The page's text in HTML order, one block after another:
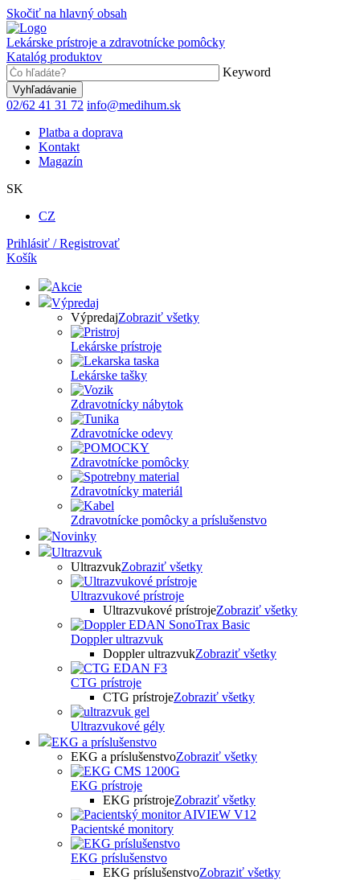
Skočiť na hlavný obsah
Lekárske prístroje a zdravotnícke pomôcky
Katalóg produktov
Keyword
02/62 41 31 72 info@medihum.sk
Platba a doprava
Kontakt
Magazín
SK
CZ
Prihlásiť / Registrovať
Košík
Akcie
Výpredaj
VýpredajZobraziť všetky
Lekárske prístroje
Lekárske tašky
Zdravotnícky nábytok
Zdravotnícke odevy
Zdravotnícke pomôcky
Zdravotnícky materiál
Zdravotnícke pomôcky a príslušenstvo
Novinky
Ultrazvuk
UltrazvukZobraziť všetky
Ultrazvukové prístroje
Ultrazvukové prístrojeZobraziť všetky
Doppler ultrazvuk
Doppler ultrazvukZobraziť všetky
CTG prístroje
CTG prístrojeZobraziť všetky
Ultrazvukové gély
EKG a príslušenstvo
EKG a príslušenstvoZobraziť všetky
EKG prístroje
EKG prístrojeZobraziť všetky
Pacientské monitory
EKG príslušenstvo
EKG príslušenstvoZobraziť všetky